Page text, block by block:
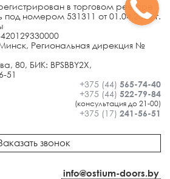
в торговом реестре
номером 531311 от 01.04.2022 г.
Региональная дирекция №
80, БИК: BPSBBY2X,
51
+375 (44) 565-74-40
+375 (44) 522-79-84
(консультация до 21-00)
+375 (17) 241-56-51
звонок
info@ostium-doors.by